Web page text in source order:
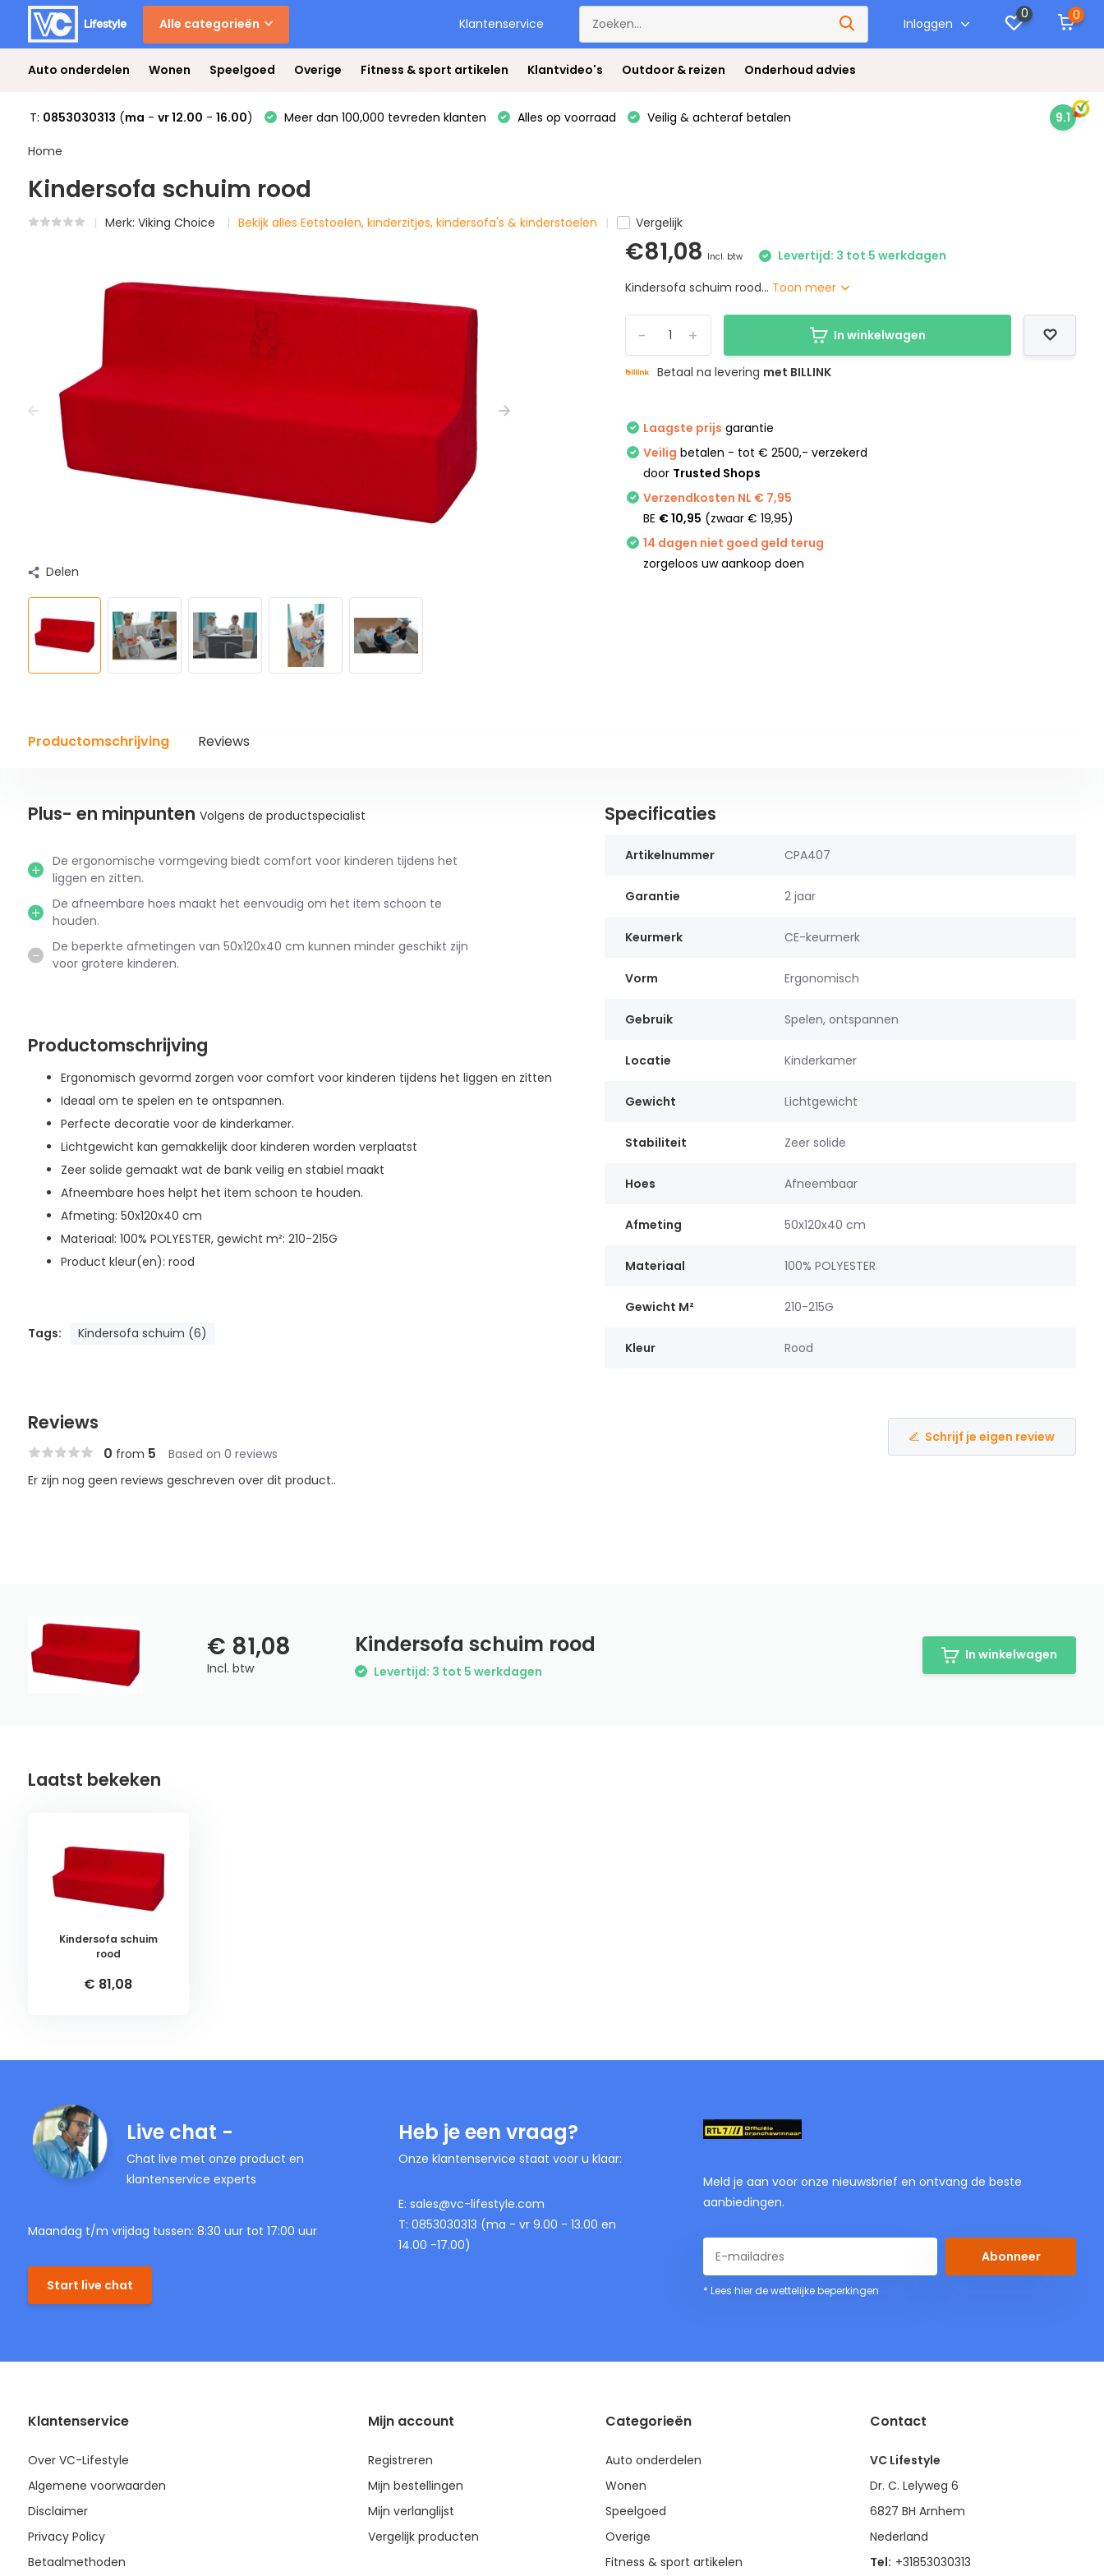
Alle categorieën Klantenservice Inloggen
0 0
Auto onderdelen Wonen Speelgoed Overige Fitness & sport artikelen Klantvideo's Outdoor & reizen Onderhoud advies
T: 0853030313 (ma - vr 12.00 - 16.00) Meer dan 100,000 tevreden klanten Alles op voorraad Veilig & achteraf betalen 9.1
Home
Kindersofa schuim rood
Merk: Viking Choice Bekijk alles Eetstoelen, kinderzitjes, kindersofa's & kinderstoelen Vergelijk
Delen
€81,08 Incl. btw
Levertijd: 3 tot 5 werkdagen
Kindersofa schuim rood... Toon meer
+
- In winkelwagen
Betaal na levering met BILLINK
Laagste prijs garantie
Veilig betalen - tot € 2500,- verzekerd
door Trusted Shops
Verzendkosten NL € 7,95
BE € 10,95 (zwaar € 19,95)
14 dagen niet goed geld terug
zorgeloos uw aankoop doen
Productomschrijving Reviews
Plus- en minpunten Volgens de productspecialist
De ergonomische vormgeving biedt comfort voor kinderen tijdens het
liggen en zitten.
De afneembare hoes maakt het eenvoudig om het item schoon te
houden.
De beperkte afmetingen van 50x120x40 cm kunnen minder geschikt zijn
voor grotere kinderen.
Productomschrijving
Ergonomisch gevormd zorgen voor comfort voor kinderen tijdens het liggen en zitten
Ideaal om te spelen en te ontspannen.
Perfecte decoratie voor de kinderkamer.
Lichtgewicht kan gemakkelijk door kinderen worden verplaatst
Zeer solide gemaakt wat de bank veilig en stabiel maakt
Afneembare hoes helpt het item schoon te houden.
Afmeting: 50x120x40 cm
Materiaal: 100% POLYESTER, gewicht m²: 210-215G
Product kleur(en): rood
Tags: Kindersofa schuim (6)
Specificaties
Artikelnummer CPA407
Garantie 2 jaar
Keurmerk CE-keurmerk
Vorm Ergonomisch
Gebruik Spelen, ontspannen
Locatie Kinderkamer
Gewicht Lichtgewicht
Stabiliteit Zeer solide
Hoes Afneembaar
Afmeting 50x120x40 cm
Materiaal 100% POLYESTER
Gewicht M² 210-215G
Kleur Rood
Reviews
0 from 5 Based on 0 reviews
Schrijf je eigen review
Er zijn nog geen reviews geschreven over dit product..
€ 81,08
Incl. btw
Kindersofa schuim rood
Levertijd: 3 tot 5 werkdagen
In winkelwagen
Laatst bekeken
Kindersofa schuim
rood
€ 81,08
Live chat -
Chat live met onze product en
klantenservice experts
Maandag t/m vrijdag tussen: 8:30 uur tot 17:00 uur
Start live chat
Heb je een vraag?
Onze klantenservice staat voor u klaar:
E: sales@vc-lifestyle.com
T: 0853030313 (ma - vr 9.00 - 13.00 en
14.00 -17.00)
Meld je aan voor onze nieuwsbrief en ontvang de beste
aanbiedingen.
Abonneer
* Lees hier de wettelijke beperkingen
Klantenservice
Over VC-Lifestyle
Algemene voorwaarden
Disclaimer
Privacy Policy
Betaalmethoden
Mijn account
Registreren
Mijn bestellingen
Mijn verlanglijst
Vergelijk producten
Categorieën
Auto onderdelen
Wonen
Speelgoed
Overige
Fitness & sport artikelen
Contact
VC Lifestyle
Dr. C. Lelyweg 6
6827 BH Arnhem
Nederland
Tel: +31853030313